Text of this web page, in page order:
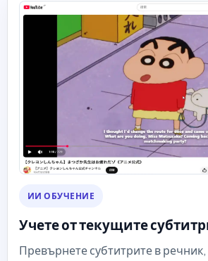
ИИ ОБУЧЕНИЕ
Учете от текущите
Превърнете субтитрите в